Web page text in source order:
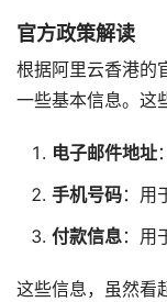
官方政策解读
根据阿里云香港的
一些基本信息。这
电子邮件地址
手机号码：用
付款信息：用
这些信息，虽然看